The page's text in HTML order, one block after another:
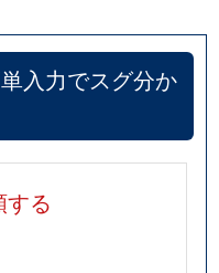
入力でスグ分か
る